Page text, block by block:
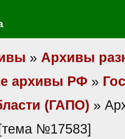
» Архивы
архивы РФ »
(ГАПО) »
№17583]